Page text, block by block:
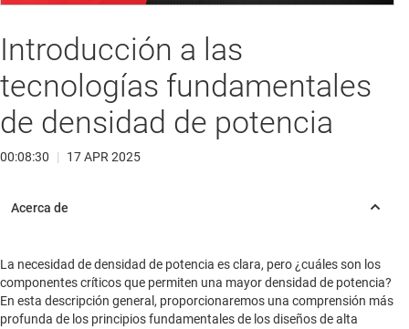
Video
Introducción a las
tecnologías fundamentales
de densidad de potencia
00:08:30 | 17 APR 2025
La necesidad de densidad de potencia es clara, pero ¿cuáles son los
componentes críticos que permiten una mayor densidad de potencia?
En esta descripción general, proporcionaremos una comprensión más
profunda de los principios fundamentales de los diseños de alta